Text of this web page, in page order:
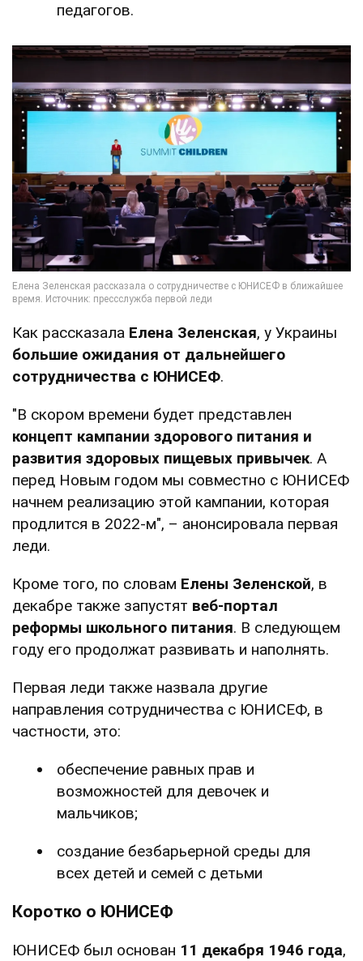
педагогов.
Как рассказала Елена Зеленская, у Украины
большие ожидания от дальнейшего
сотрудничества с ЮНИСЕФ.
"В скором времени будет представлен
концепт кампании здорового питания и
развития здоровых пищевых привычек. А
перед Новым годом мы совместно с ЮНИСЕФ
начнем реализацию этой кампании, которая
продлится в 2022-м", – анонсировала первая
леди.
Кроме того, по словам Елены Зеленской, в
декабре также запустят веб-портал
реформы школьного питания. В следующем
году его продолжат развивать и наполнять.
Первая леди также назвала другие
направления сотрудничества с ЮНИСЕФ, в
частности, это:
обеспечение равных прав и
возможностей для девочек и
мальчиков;
создание безбарьерной среды для
всех детей и семей с детьми
Коротко о ЮНИСЕФ
ЮНИСЕФ был основан 11 декабря 1946 года,